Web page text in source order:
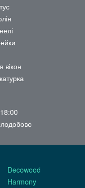
вікон
Decowood
Harmony